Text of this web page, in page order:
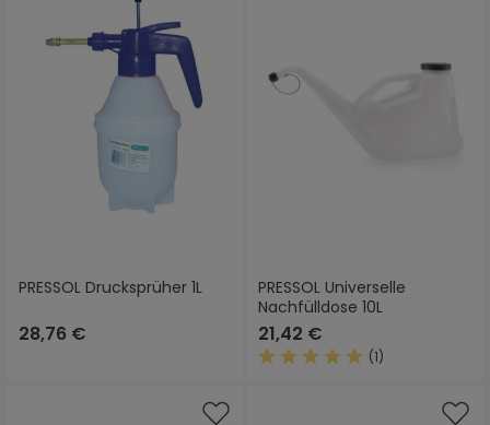
PRESSOL Drucksprüher 1L
28,76 €
PRESSOL Universelle
Nachfülldose 10L
21,42 €
(1)